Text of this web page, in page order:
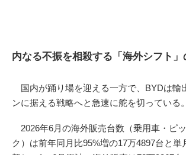
内なる不振を相殺する「海外シフト」
国内が踊り場を迎える一方で、BYDは輸
ンに据える戦略へと急速に舵を切っている。
2026年6月の海外販売台数（乗用車・ピ
ク）は前年同月比95%増の17万4897台と単